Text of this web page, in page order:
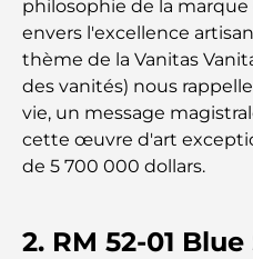
Les meilleurs
voyage culinaire
Découvrez la
balade placée sous le
panoramas.
philosophie de la
envers l'excellence
thème de la Vanitas
des vanités) nous
vie, un message
cette œuvre d'art
de 5 700 000 dollars.
2. RM 52-01